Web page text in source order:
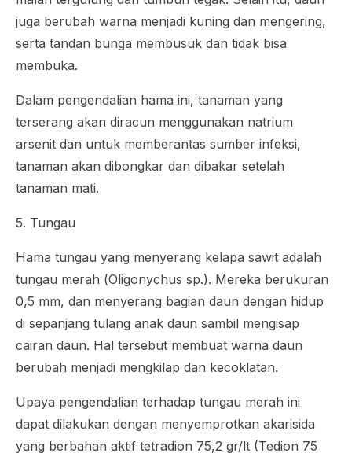
juga berubah warna menjadi kuning dan mengering,
serta tandan bunga membusuk dan tidak bisa
membuka.
Dalam pengendalian hama ini, tanaman yang
terserang akan diracun menggunakan natrium
arsenit dan untuk memberantas sumber infeksi,
tanaman akan dibongkar dan dibakar setelah
tanaman mati.
5. Tungau
Hama tungau yang menyerang kelapa sawit adalah
tungau merah (Oligonychus sp.). Mereka berukuran
0,5 mm, dan menyerang bagian daun dengan hidup
di sepanjang tulang anak daun sambil mengisap
cairan daun. Hal tersebut membuat warna daun
berubah menjadi mengkilap dan kecoklatan.
Upaya pengendalian terhadap tungau merah ini
dapat dilakukan dengan menyemprotkan akarisida
yang berbahan aktif tetradion 75,2 gr/lt (Tedion 75